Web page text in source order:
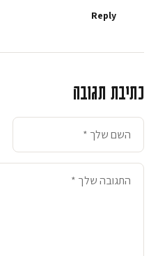
Reply
כתיבת תגובה